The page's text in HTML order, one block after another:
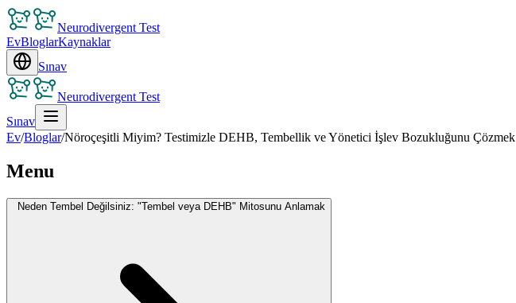
Neurodivergent Test
EvBloglarKaynaklar
Sınav
Neurodivergent Test
Sınav
Ev/Bloglar/Nöroçeşitli Miyim? Testimizle DEHB, Tembellik ve Yönetici İşlev Bozukluğunu Çözmek
Menu
Neden Tembel Değilsiniz: "Tembel veya DEHB" Mitosunu Anlamak